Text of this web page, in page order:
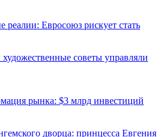
Евросоюз рискует стать
советы управляли
рынка: $3 млрд инвестиций
дворца: принцесса Евгения